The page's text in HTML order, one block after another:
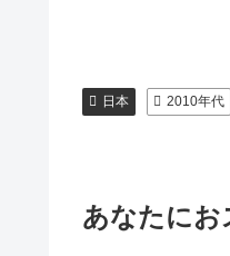
日本 2010年代
あなたにお